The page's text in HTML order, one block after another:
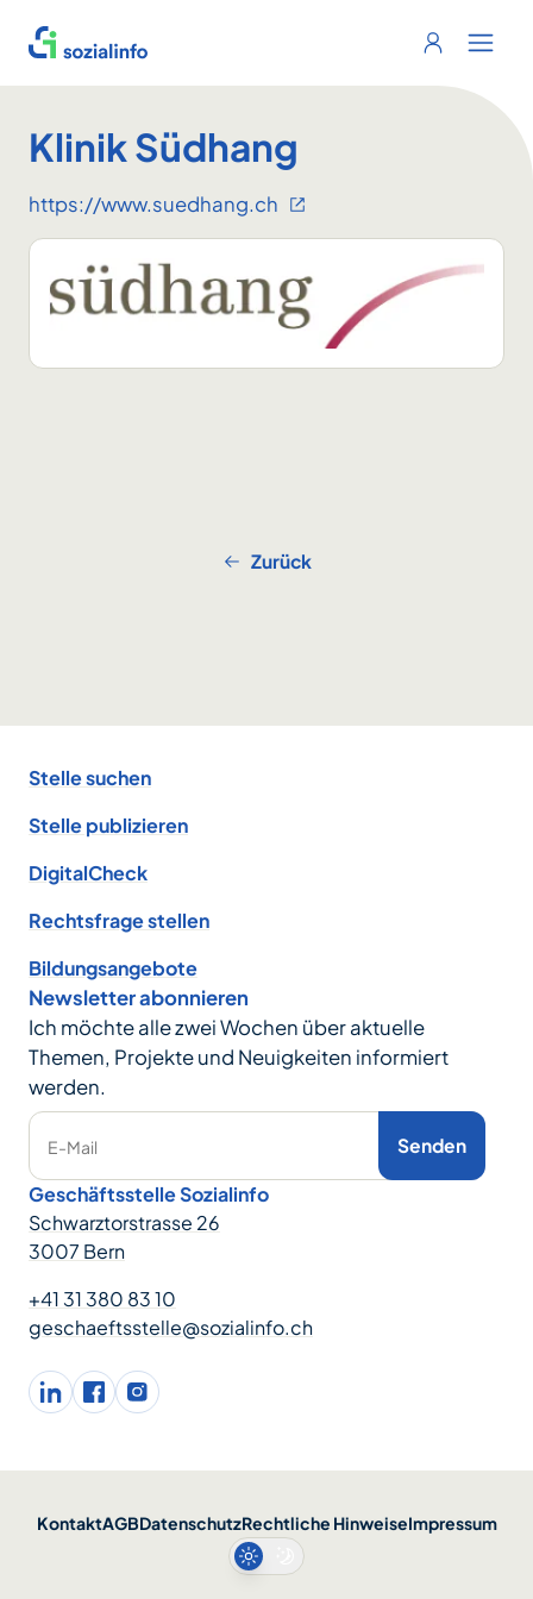
Sozialinfo
Login
Klinik Südhang
https://www.suedhang.ch
Zurück
Stelle suchen
Stelle publizieren
DigitalCheck
Rechtsfrage stellen
Bildungsangebote
Newsletter abonnieren
Ich möchte alle zwei Wochen über aktuelle
Themen, Projekte und Neuigkeiten informiert
werden.
E-Mail Senden
Geschäftsstelle Sozialinfo
Schwarztorstrasse 26
3007 Bern
+41 31 380 83 10
geschaeftsstelle@sozialinfo.ch
LinkedInfacebookInstagram
KontaktAGBDatenschutzRechtliche HinweiseImpressum